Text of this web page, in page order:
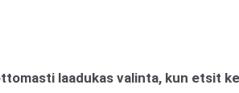
laadukas valinta, kun etsit